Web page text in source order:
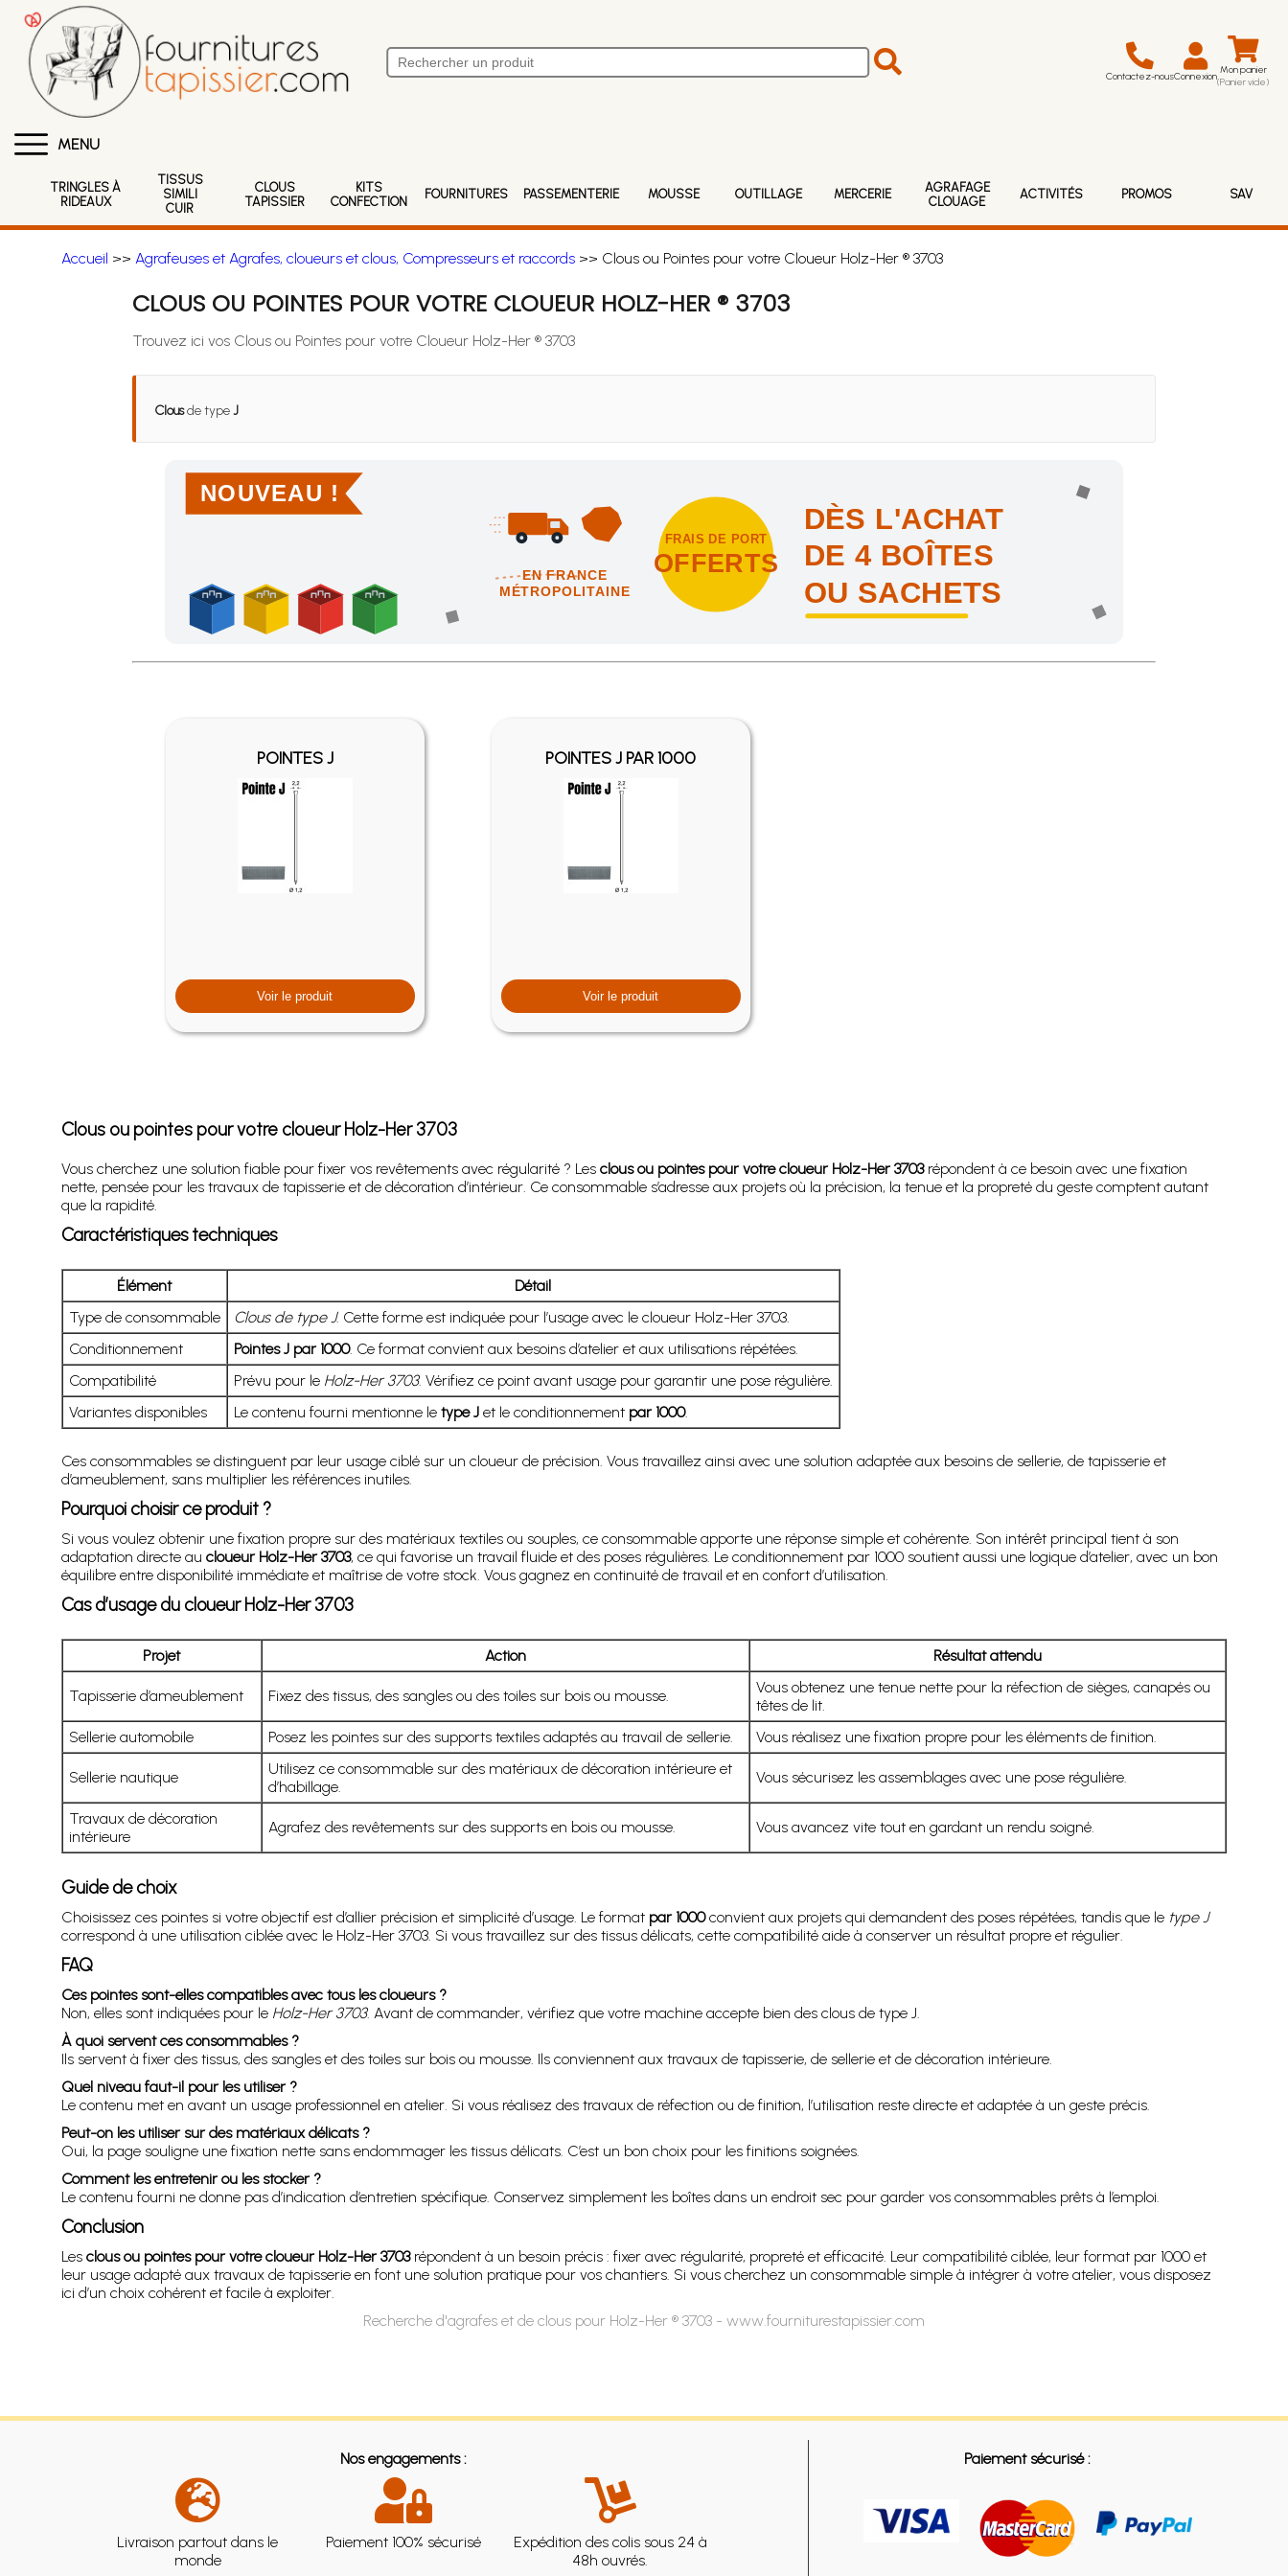
Contactez-nousConnexion Mon panier
(Panier vide)
MENU
TRINGLES À
RIDEAUX
TISSUS
SIMILI
CUIR
CLOUS
TAPISSIER
KITS
CONFECTION
FOURNITURES PASSEMENTERIE MOUSSE OUTILLAGE MERCERIE
AGRAFAGE
CLOUAGE
ACTIVITÉS PROMOS SAV
Accueil >> Agrafeuses et Agrafes, cloueurs et clous, Compresseurs et raccords>> Clous ou Pointes pour votre Cloueur Holz-Her ® 3703
CLOUS OU POINTES POUR VOTRE CLOUEUR HOLZ-HER ® 3703
Trouvez ici vos Clous ou Pointes pour votre Cloueur Holz-Her ® 3703
Clousde typeJ
NOUVEAU !
EN FRANCE
MÉTROPOLITAINE
FRAIS DE PORT
OFFERTS
DÈS L'ACHAT
DE 4 BOÎTES
OU SACHETS
Achetez 4 sachets ou boîtes d'agrafes ou de pointes et nous vous offrons les frais de port en France métropolitaine !
POINTES J
Voir le produit
POINTES J PAR 1000
Voir le produit
Clous ou pointes pour votre cloueur Holz-Her 3703
Vous cherchez une solution fiable pour fixer vos revêtements avec régularité ? Les clous ou pointes pour votre cloueur Holz-Her 3703répondent à ce besoin avec une fixation
nette, pensée pour les travaux de tapisserie et de décoration d’intérieur. Ce consommable s’adresse aux projets où la précision, la tenue et la propreté du geste comptent autant
que la rapidité.
Caractéristiques techniques
Élément
Détail
Type de consommable
Clous de type J. Cette forme est indiquée pour l’usage avec le cloueur Holz-Her 3703.
Conditionnement
Pointes J par 1000. Ce format convient aux besoins d’atelier et aux utilisations répétées.
Compatibilité
Prévu pour le Holz-Her 3703. Vérifiez ce point avant usage pour garantir une pose régulière.
Variantes disponibles
Le contenu fourni mentionne le type Jet le conditionnement par 1000.
Ces consommables se distinguent par leur usage ciblé sur un cloueur de précision. Vous travaillez ainsi avec une solution adaptée aux besoins de sellerie, de tapisserie et
d’ameublement, sans multiplier les références inutiles.
Pourquoi choisir ce produit ?
Si vous voulez obtenir une fixation propre sur des matériaux textiles ou souples, ce consommable apporte une réponse simple et cohérente. Son intérêt principal tient à son
adaptation directe au cloueur Holz-Her 3703, ce qui favorise un travail fluide et des poses régulières. Le conditionnement par 1000 soutient aussi une logique d’atelier, avec un bon
équilibre entre disponibilité immédiate et maîtrise de votre stock. Vous gagnez en continuité de travail et en confort d’utilisation.
Cas d’usage du cloueur Holz-Her 3703
Projet Action Résultat attendu
Tapisserie d’ameublement Fixez des tissus, des sangles ou des toiles sur bois ou mousse.
Vous obtenez une tenue nette pour la réfection de sièges, canapés ou
têtes de lit.
Sellerie automobile
Posez les pointes sur des supports textiles adaptés au travail de sellerie. Vous réalisez une fixation propre pour les éléments de finition.
Sellerie nautique
Utilisez ce consommable sur des matériaux de décoration intérieure et
d’habillage.
Vous sécurisez les assemblages avec une pose régulière.
Travaux de décoration
intérieure
Agrafez des revêtements sur des supports en bois ou mousse. Vous avancez vite tout en gardant un rendu soigné.
Guide de choix
Choisissez ces pointes si votre objectif est d’allier précision et simplicité d’usage. Le format par 1000convient aux projets qui demandent des poses répétées, tandis que le type J
correspond à une utilisation ciblée avec le Holz-Her 3703. Si vous travaillez sur des tissus délicats, cette compatibilité aide à conserver un résultat propre et régulier.
FAQ
Ces pointes sont-elles compatibles avec tous les cloueurs ?
Non, elles sont indiquées pour le Holz-Her 3703. Avant de commander, vérifiez que votre machine accepte bien des clous de type J.
À quoi servent ces consommables ?
Ils servent à fixer des tissus, des sangles et des toiles sur bois ou mousse. Ils conviennent aux travaux de tapisserie, de sellerie et de décoration intérieure.
Quel niveau faut-il pour les utiliser ?
Le contenu met en avant un usage professionnel en atelier. Si vous réalisez des travaux de réfection ou de finition, l’utilisation reste directe et adaptée à un geste précis.
Peut-on les utiliser sur des matériaux délicats ?
Oui, la page souligne une fixation nette sans endommager les tissus délicats. C’est un bon choix pour les finitions soignées.
Comment les entretenir ou les stocker ?
Le contenu fourni ne donne pas d’indication d’entretien spécifique. Conservez simplement les boîtes dans un endroit sec pour garder vos consommables prêts à l’emploi.
Conclusion
Les clous ou pointes pour votre cloueur Holz-Her 3703répondent à un besoin précis : fixer avec régularité, propreté et efficacité. Leur compatibilité ciblée, leur format par 1000 et
leur usage adapté aux travaux de tapisserie en font une solution pratique pour vos chantiers. Si vous cherchez un consommable simple à intégrer à votre atelier, vous disposez
ici d’un choix cohérent et facile à exploiter.
Recherche d'agrafes et de clous pour Holz-Her ® 3703 - www.fourniturestapissier.com
Nos engagements :
Livraison partout dans le
monde
Paiement 100% sécurisé
Expédition des colis sous 24 à
48h ouvrés.
Paiement sécurisé :